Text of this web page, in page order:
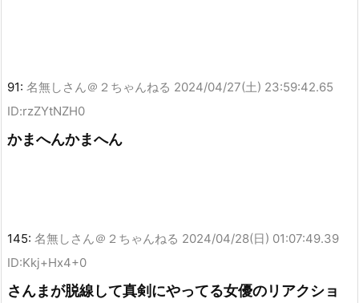
91: 名無しさん＠２ちゃんねる 2024/04/27(土) 23:59:42.65
ID:rzZYtNZH0
かまへんかまへん
145: 名無しさん＠２ちゃんねる 2024/04/28(日) 01:07:49.39
ID:Kkj+Hx4+0
さんまが脱線して真剣にやってる女優のリアクショ